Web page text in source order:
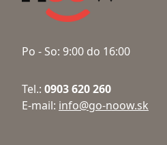
Po - So: 9:00 do 16:00
Tel.: 0903 620 260
E-mail: info@go-noow.sk